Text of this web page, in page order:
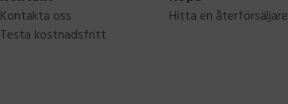
Kontakta oss
Testa kostnadsfritt
Hitta en återförsäljare